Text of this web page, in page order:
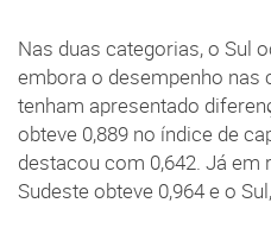
Nas duas categorias, o Sul
embora o desempenho nas
tenham apresentado
obteve 0,889 no índice de
destacou com 0,642. Já em
Sudeste obteve 0,964 e o